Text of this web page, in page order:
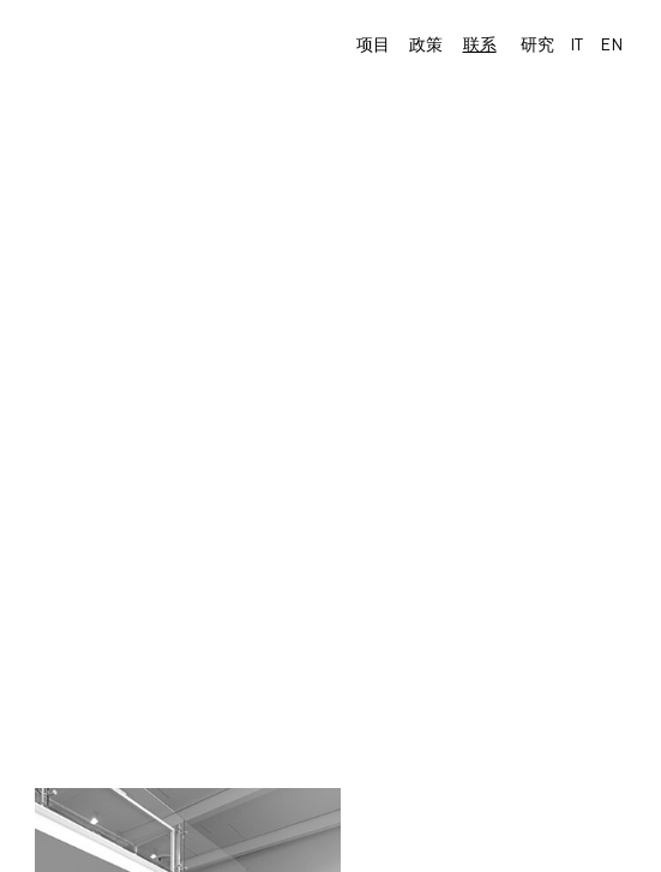
项目 政策 联系 研究 EN